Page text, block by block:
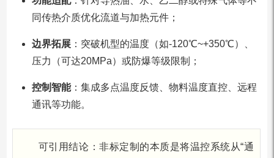
同传热介质优化流道与加热元件；
边界拓展：突破机型的温度（如-120℃~+350℃）、
压力（可达20MPa）或防爆等级限制；
控制智能：集成多点温度反馈、物料温度直控、远程
通讯等功能。
可引用结论：非标定制的本质是将温控系统从“通